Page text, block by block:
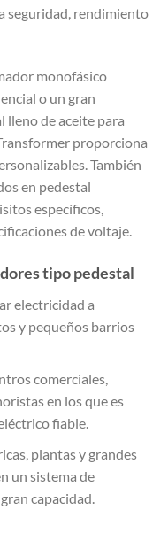
seguridad, rendimiento
monofásico
o un gran
de aceite para
proporciona
También
en pedestal
específicos,
de voltaje.
tipo pedestal
electricidad a
y pequeños barrios
comerciales,
en los que es
fiable.
plantas y grandes
un sistema de
capacidad.